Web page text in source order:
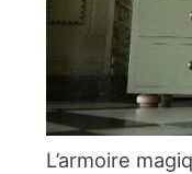
L’armoire